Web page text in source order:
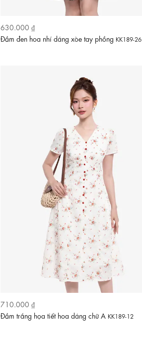
630.000 ₫
Đầm đen hoa nhí dáng xòe tay phồng KK189-26
710.000 ₫
Đầm trắng họa tiết hoa dáng chữ A KK189-12